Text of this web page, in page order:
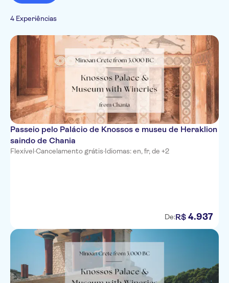
Atlantis Beach Rethymno
Pilot Beach Resort
Nana Golden Beach
Elmi Suites
Dimitrios Village Beach
Ionia Suites
Volta Suites and Villas Gouves
Pepper Sea Club
Aloe Boutique Anissaras
Minos Ambassador
Taxas de entrada incluídas
Pule a fila
Russo
Italiano
4 Experiências
Passeio pelo Palácio de Knossos e museu de Heraklion
saindo de Chania
Flexível·Cancelamento grátis·Idiomas: en, fr, de +2
De:R$ 4.937